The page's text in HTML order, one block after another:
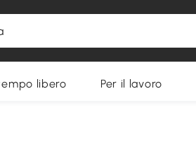
libero Per il lavoro